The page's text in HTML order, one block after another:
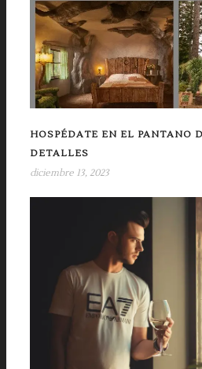
HOSPÉDATE EN EL PANTANO
DETALLES
diciembre 13, 2023